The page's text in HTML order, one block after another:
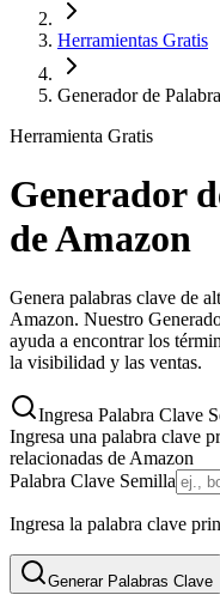
Herramientas Gratis
Generador de
Herramienta Gratis
Generador
de Amazon
Genera palabras clave de
Amazon. Nuestro
ayuda a encontrar los
la visibilidad y las ventas.
Ingresa Palabra Clave
Ingresa una palabra clave
relacionadas de Amazon
Palabra Clave Semilla
Ingresa la palabra clave
Generar Palabras Clave